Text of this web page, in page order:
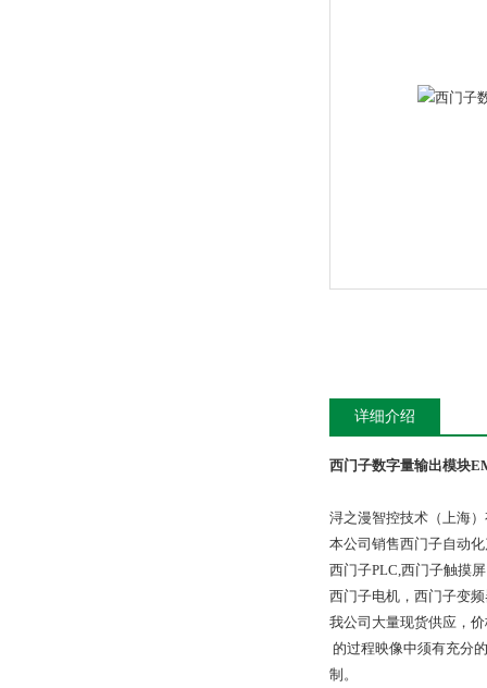
详细介绍
西门子数字量输出模块
浔之漫智控技术（上海
本公司销售西门子自动
西门子PLC,西门子触摸
西门子电机，西门子变
我公司大量现货供应，
的过程映像中须有充分
制。